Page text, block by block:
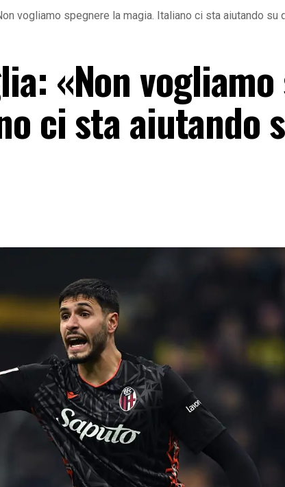
vogliamo spegnere la magia. Italiano ci sta aiutando su
«Non
ci sta aiutando